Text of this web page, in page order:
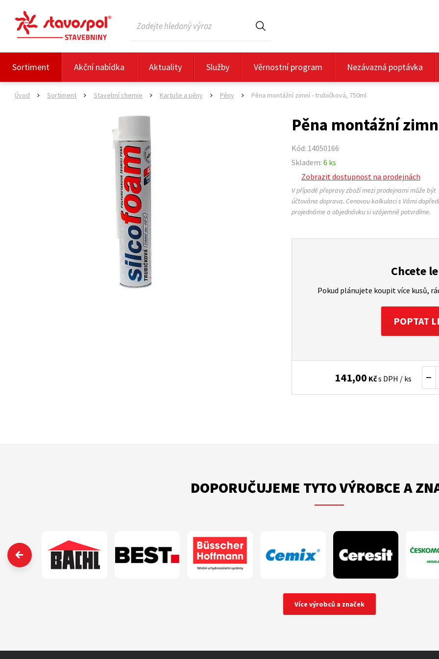
Sortiment Akční nabídka Aktuality Služby Věrnostní program Nezávazná poptávka
Úvod Sortiment Stavební chemie Kartuše a pěny Pěny Pěna montážní zimní - trubičková, 750ml
Pěna montážní
Kód: 14050166
Skladem: 6 ks
Zobrazit dostupnost na prodejnách
V případě přepravy zboží mezi prodejnami může být
účtována doprava. Cenovou kalkulaci s Vámi
projednáme a objednávku si vzájemně potvrdíme.
Chcete
Pokud plánujete koupit více kusů,
POPTAT
141,00 Kčs DPH / ks
DOPORUČUJEME TYTO VÝROBCE A
‹
Více výrobců a značek